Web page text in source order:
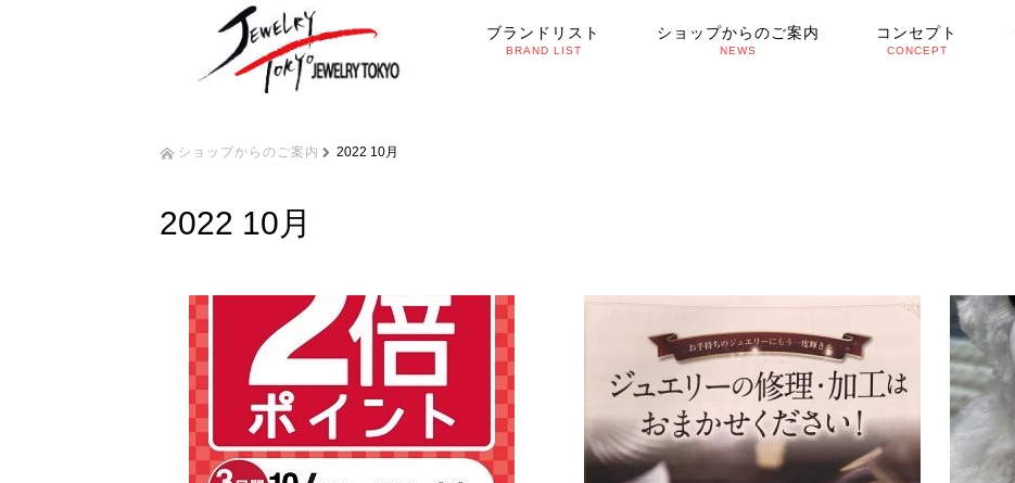
ブランドリスト
BRAND LIST
ショップからのご案内
NEWS
コンセプト
CONCEPT
ショップからのご案内 2022 10月
2022 10月